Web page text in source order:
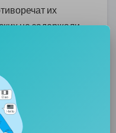
их
не задержали,
США Джо
ходом дела.
похожих случаях,